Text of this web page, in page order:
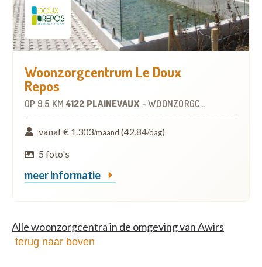
Woonzorgcentrum Le Doux
Repos
OP 9.5 KM 4122 PLAINEVAUX - WOONZORGCENTRUM (WZC)
vanaf € 1.303/maand (42,84/dag)
5 foto's
meer informatie
Alle woonzorgcentra in de omgeving van Awirs
terug naar boven